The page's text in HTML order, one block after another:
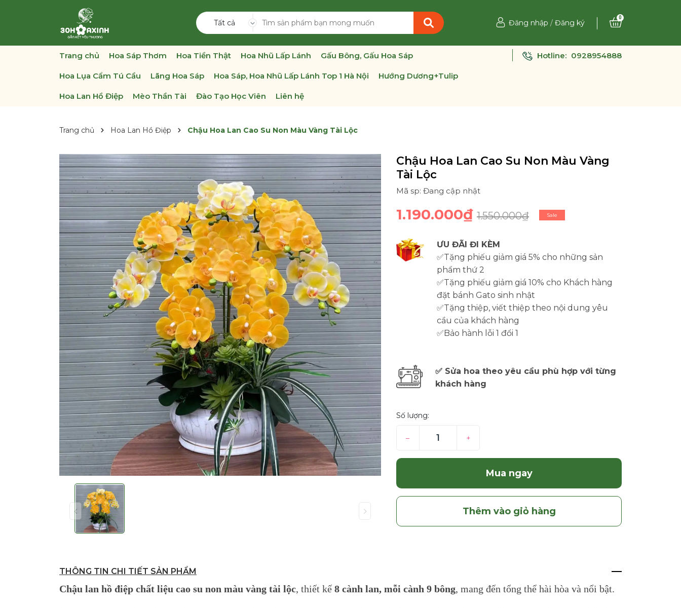
Tất cả Đăng nhập / Đăng ký
0
Trang chủ Hoa Sáp Thơm Hoa Tiền Thật Hoa Nhũ Lấp Lánh Gấu Bông, Gấu Hoa Sáp
Hoa Lụa Cẩm Tú Cầu Lãng Hoa Sáp Hoa Sáp, Hoa Nhũ Lấp Lánh Top 1 Hà Nội Hướng Dương+Tulip
Hoa Lan Hồ Điệp Mèo Thần Tài Đào Tạo Học Viên Liên hệ
Hotline: 0928954888
Trang chủ Hoa Lan Hồ Điệp Chậu Hoa Lan Cao Su Non Màu Vàng Tài Lộc
Chậu Hoa Lan Cao Su Non Màu Vàng
Tài Lộc
Mã sp: Đang cập nhật
1.190.000₫ 1.550.000₫ Sale
ƯU ĐÃI ĐI KÈM
✅Tặng phiếu giảm giá 5% cho những sản
phẩm thứ 2
✅Tặng phiếu giảm giá 10% cho Khách hàng
đặt bánh Gato sinh nhật
✅Tặng thiệp, viết thiệp theo nội dung yêu
cầu của khách hàng
✅Bảo hành lỗi 1 đổi 1
✅ Sửa hoa theo yêu cầu phù hợp với từng
khách hàng
Số lượng:
– +
Mua ngay
Thêm vào giỏ hàng
THÔNG TIN CHI TIẾT SẢN PHẨM
Chậu lan hồ điệp chất liệu cao su non màu vàng tài lộc, thiết kế 8 cành lan, mỗi cành 9 bông, mang đến tổng thể hài hòa và nổi bật.